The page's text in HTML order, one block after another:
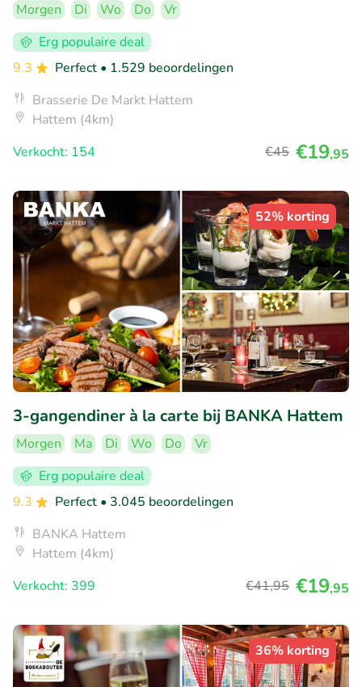
Morgen Di Wo Do
Vr
Erg populaire deal
9.3
Perfect • 1.529 beoordelingen
Brasserie De Markt Hattem
Hattem (4km)
Verkocht: 154
€45 €19,95
52% korting
3-gangendiner à la carte bij BANKA Hattem
Morgen Ma Di Wo Do
Vr
Erg populaire deal
9.3
Perfect • 3.045 beoordelingen
BANKA Hattem
Hattem (4km)
Verkocht: 399
€41,95 €19,95
36% korting